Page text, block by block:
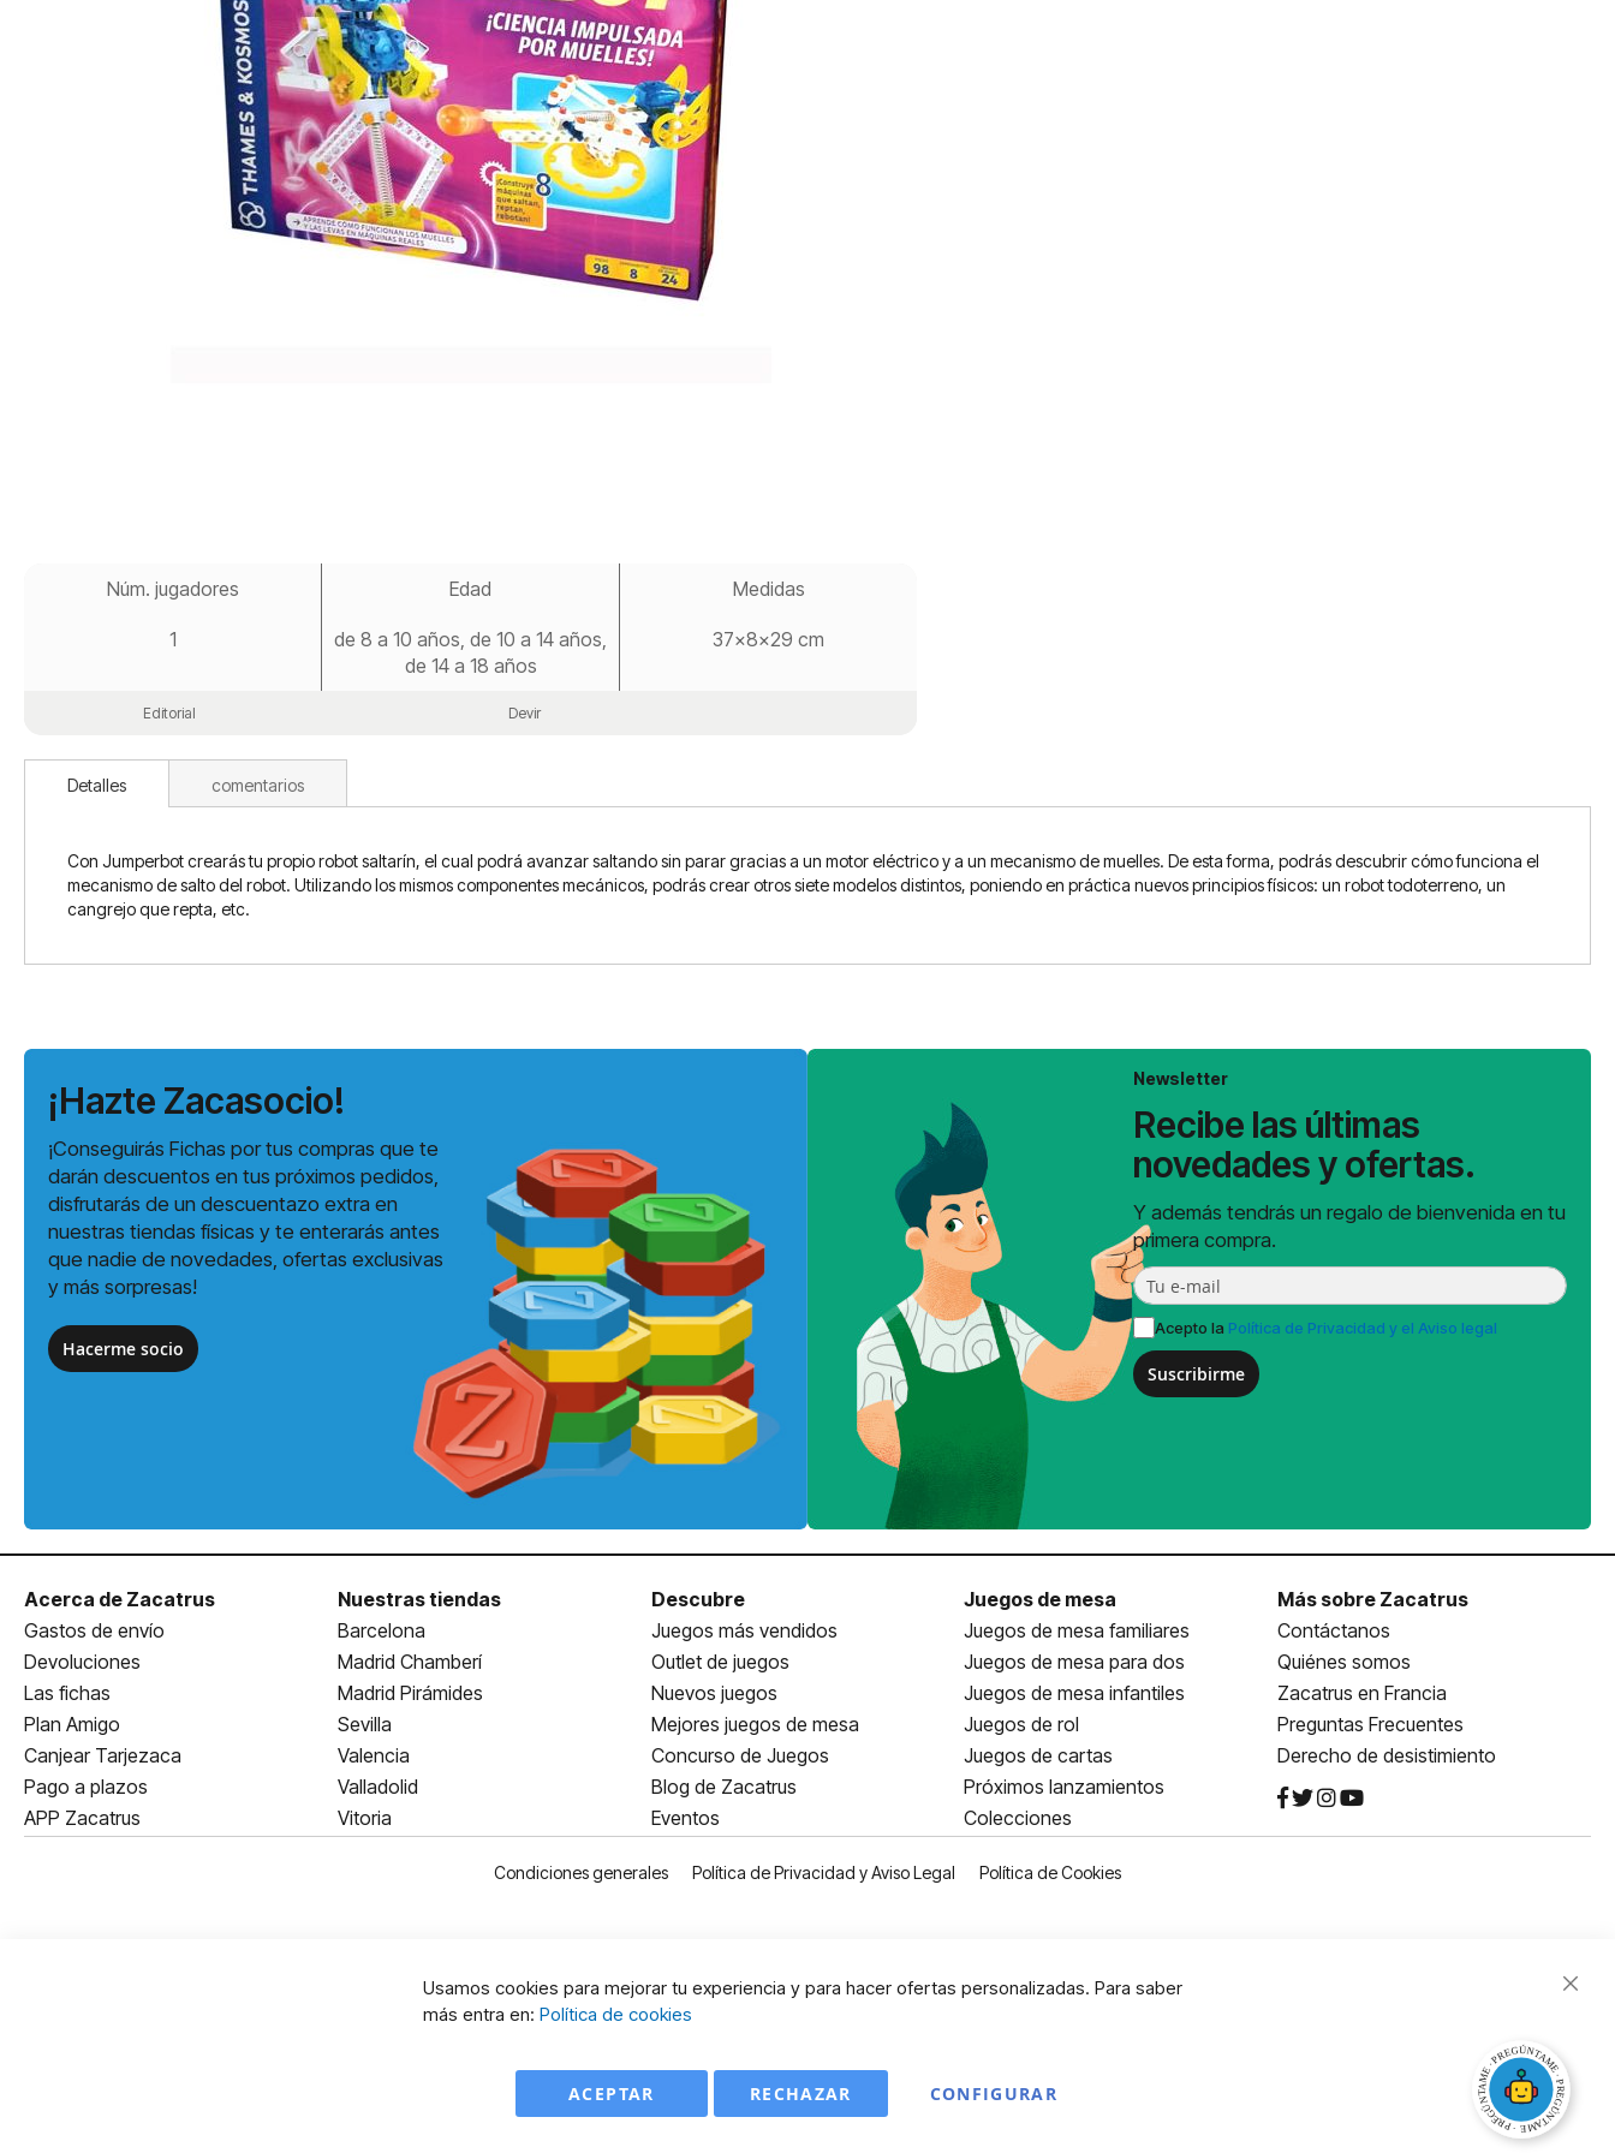
Núm. jugadores
1
Edad
de 8 a 10 años, de 10 a 14 años,
de 14 a 18 años
Medidas
37x8x29 cm
Editorial Devir
Detalles
Con Jumperbot crearás tu propio robot saltarín, el cual podrá avanzar saltando sin parar gracias a un motor eléctrico y a un mecanismo de muelles. De esta forma, podrás descubrir cómo funciona el
mecanismo de salto del robot. Utilizando los mismos componentes mecánicos, podrás crear otros siete modelos distintos, poniendo en práctica nuevos principios físicos: un robot todoterreno, un
cangrejo que repta, etc.
comentarios
¡Hazte Zacasocio!
¡Conseguirás Fichas por tus compras que te
darán descuentos en tus próximos pedidos,
disfrutarás de un descuentazo extra en
nuestras tiendas físicas y te enterarás antes
que nadie de novedades, ofertas exclusivas
y más sorpresas!
Hacerme socio
Newsletter
Recibe las últimas
novedades y ofertas.
Y además tendrás un regalo de bienvenida en tu
primera compra.
Acepto la Política de Privacidad y el Aviso legal
Suscribirme
Acerca de Zacatrus
Gastos de envío
Devoluciones
Las fichas
Plan Amigo
Canjear Tarjezaca
Pago a plazos
APP Zacatrus
Nuestras tiendas
Barcelona
Madrid Chamberí
Madrid Pirámides
Sevilla
Valencia
Valladolid
Vitoria
Descubre
Juegos más vendidos
Outlet de juegos
Nuevos juegos
Mejores juegos de mesa
Concurso de Juegos
Blog de Zacatrus
Eventos
Juegos de mesa
Juegos de mesa familiares
Juegos de mesa para dos
Juegos de mesa infantiles
Juegos de rol
Juegos de cartas
Próximos lanzamientos
Colecciones
Más sobre Zacatrus
Contáctanos
Quiénes somos
Zacatrus en Francia
Preguntas Frecuentes
Derecho de desistimiento
Condiciones generales Política de Privacidad y Aviso Legal Política de Cookies
Usamos cookies para mejorar tu experiencia y para hacer ofertas personalizadas. Para saber
más entra en: Política de cookies
ACEPTAR CONFIGURAR
RECHAZAR